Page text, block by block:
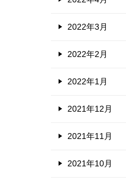
2022年3月
2022年2月
2022年1月
2021年12月
2021年11月
2021年10月